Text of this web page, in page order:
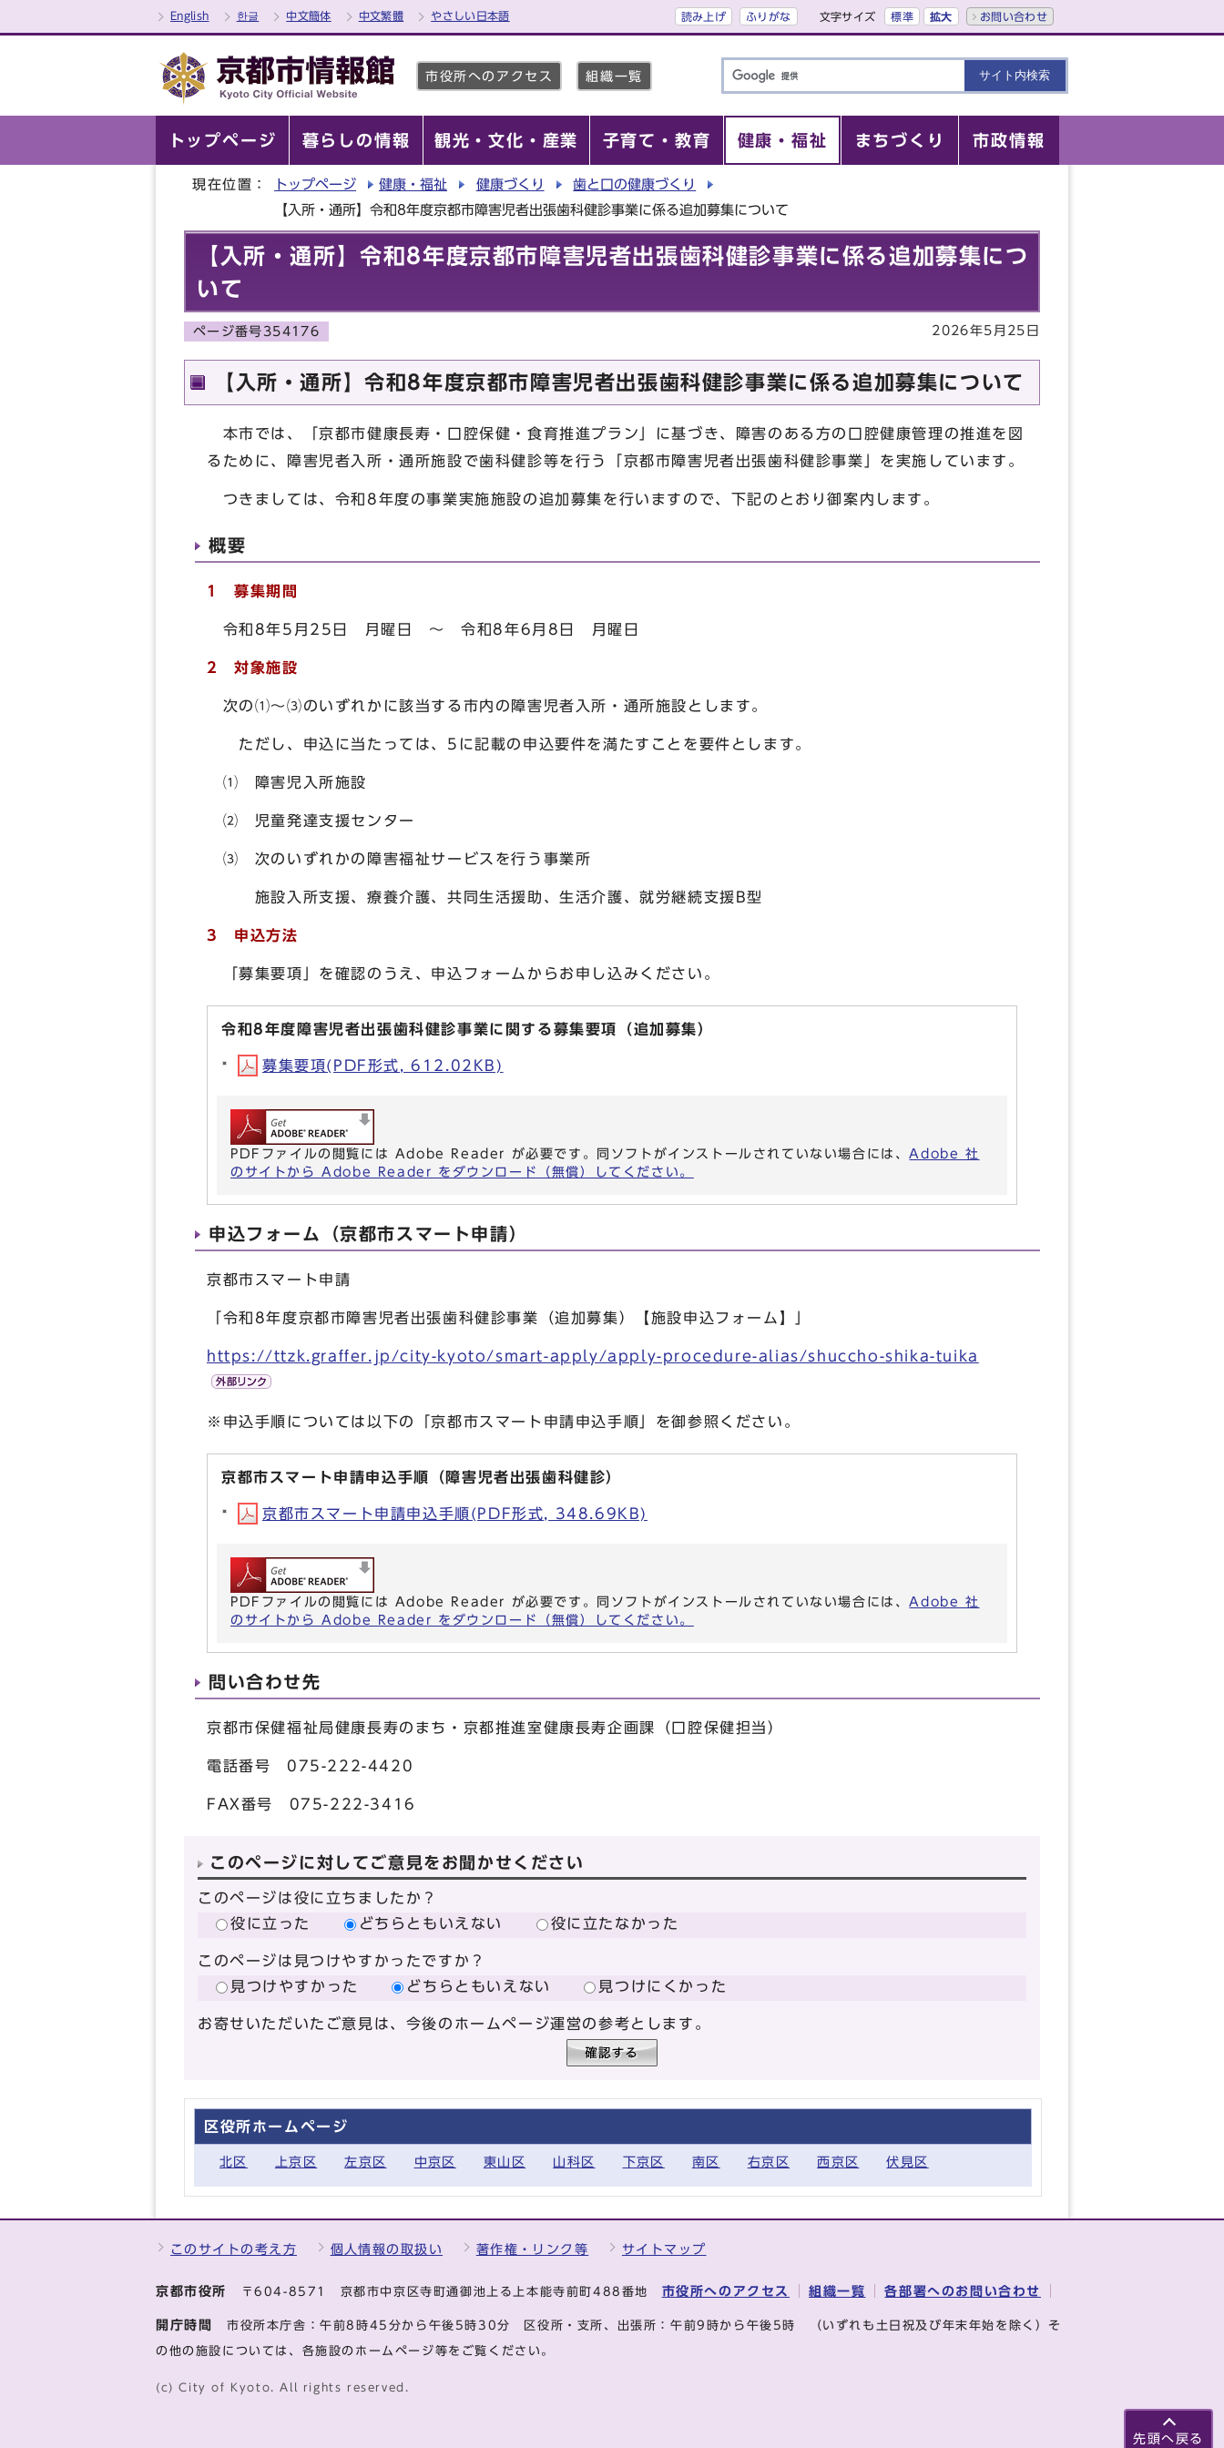
English 한글 中文簡体 中文繁體 やさしい日本語 読み上げ ふりがな 文字サイズ 標準 拡大 お問い合わせ
市役所へのアクセス 組織一覧
トップページ 暮らしの情報 観光・文化・産業 子育て・教育 健康・福祉 まちづくり 市政情報
現在位置： トップページ 健康・福祉 健康づくり
歯と口の健康づくり
【入所・通所】令和8年度京都市障害児者出張歯科健診事業に係る追加募集について
【入所・通所】令和8年度京都市障害児者出張歯科健診事業に係る追加募集につ
いて
ページ番号354176 2026年5月25日
【入所・通所】令和8年度京都市障害児者出張歯科健診事業に係る追加募集について
本市では、「京都市健康長寿・口腔保健・食育推進プラン」に基づき、障害のある方の口腔健康管理の推進を図
るために、障害児者入所・通所施設で歯科健診等を行う「京都市障害児者出張歯科健診事業」を実施しています。
つきましては、令和8年度の事業実施施設の追加募集を行いますので、下記のとおり御案内します。
概要
1 募集期間
令和8年5月25日 月曜日 ～ 令和8年6月8日 月曜日
2 対象施設
次の⑴～⑶のいずれかに該当する市内の障害児者入所・通所施設とします。
ただし、申込に当たっては、5に記載の申込要件を満たすことを要件とします。
⑴ 障害児入所施設
⑵ 児童発達支援センター
⑶ 次のいずれかの障害福祉サービスを行う事業所
施設入所支援、療養介護、共同生活援助、生活介護、就労継続支援B型
3 申込方法
「募集要項」を確認のうえ、申込フォームからお申し込みください。
令和8年度障害児者出張歯科健診事業に関する募集要項（追加募集）
募集要項(PDF形式, 612.02KB)
PDFファイルの閲覧には Adobe Reader が必要です。同ソフトがインストールされていない場合には、Adobe 社
のサイトから Adobe Reader をダウンロード（無償）してください。
申込フォーム（京都市スマート申請）
京都市スマート申請
「令和8年度京都市障害児者出張歯科健診事業（追加募集）【施設申込フォーム】」
https://ttzk.graffer.jp/city-kyoto/smart-apply/apply-procedure-alias/shuccho-shika-tuika
※申込手順については以下の「京都市スマート申請申込手順」を御参照ください。
京都市スマート申請申込手順（障害児者出張歯科健診）
京都市スマート申請申込手順(PDF形式, 348.69KB)
PDFファイルの閲覧には Adobe Reader が必要です。同ソフトがインストールされていない場合には、Adobe 社
のサイトから Adobe Reader をダウンロード（無償）してください。
問い合わせ先
京都市保健福祉局健康長寿のまち・京都推進室健康長寿企画課（口腔保健担当）
電話番号 075-222-4420
FAX番号 075-222-3416
このページに対してご意見をお聞かせください
このページは役に立ちましたか？
役に立った
どちらともいえない 役に立たなかった
このページは見つけやすかったですか？
見つけやすかった
どちらともいえない 見つけにくかった
お寄せいただいたご意見は、今後のホームページ運営の参考とします。
区役所ホームページ
北区 上京区 左京区 中京区 東山区 山科区 下京区 南区 右京区 西京区 伏見区
先頭へ戻る
このサイトの考え方 個人情報の取扱い 著作権・リンク等 サイトマップ
京都市役所 〒604-8571 京都市中京区寺町通御池上る上本能寺前町488番地 市役所へのアクセス 組織一覧 各部署へのお問い合わせ
開庁時間 市役所本庁舎：午前8時45分から午後5時30分 区役所・支所、出張所：午前9時から午後5時 （いずれも土日祝及び年末年始を除く）そ
の他の施設については、各施設のホームページ等をご覧ください。
(c) City of Kyoto. All rights reserved.